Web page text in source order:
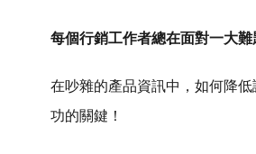
每個行銷工作者總在面對一大
在吵雜的產品資訊中，如何降
功的關鍵！